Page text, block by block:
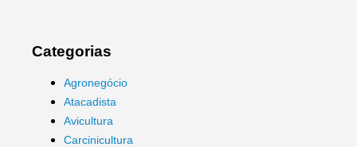
Categorias
Agronegócio
Atacadista
Avicultura
Carcinicultura